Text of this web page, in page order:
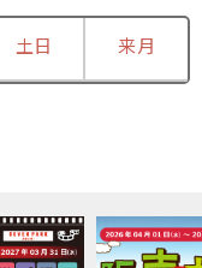
土日 来月